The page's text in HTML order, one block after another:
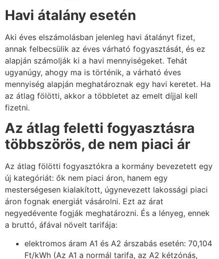
Havi átalány esetén
Aki éves elszámolásban jelenleg havi átalányt fizet,
annak felbecsülik az éves várható fogyasztását, és ez
alapján számolják ki a havi mennyiségeket. Tehát
ugyanúgy, ahogy ma is történik, a várható éves
mennyiség alapján meghatároznak egy havi keretet. Ha
az átlag fölötti, akkor a többletet az emelt díjjal kell
fizetni.
Az átlag feletti fogyasztásra
többszörös, de nem piaci ár
Az átlag fölötti fogyasztókra a kormány bevezetett egy
új kategóriát: ők nem piaci áron, hanem egy
mesterségesen kialakított, úgynevezett lakossági piaci
áron fognak energiát vásárolni. Ezt az árat
negyedévente fogják meghatározni. És a lényeg, ennek
a bruttó, áfával növelt tarifája:
elektromos áram A1 és A2 árszabás esetén: 70,104
Ft/kWh (Az A1 a normál tarifa, az A2 kétzónás,